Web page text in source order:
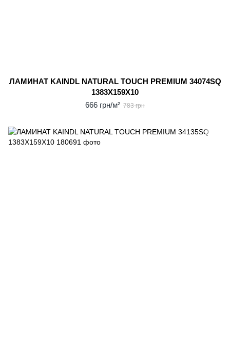
ЛАМИНАТ KAINDL NATURAL TOUCH PREMIUM 34074SQ
1383X159X10
666 грн/м² 783 грн